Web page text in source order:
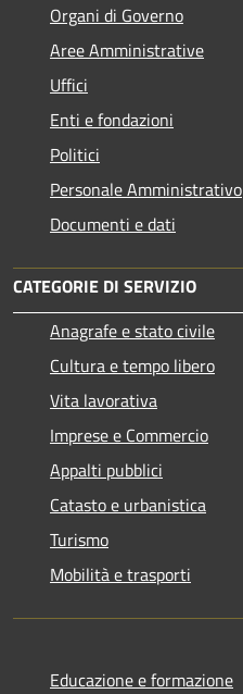
Organi di Governo
Aree Amministrative
Uffici
Enti e fondazioni
Politici
Personale Amministrativo
Documenti e dati
CATEGORIE DI SERVIZIO
Anagrafe e stato civile
Cultura e tempo libero
Vita lavorativa
Imprese e Commercio
Appalti pubblici
Catasto e urbanistica
Turismo
Mobilità e trasporti
Educazione e formazione